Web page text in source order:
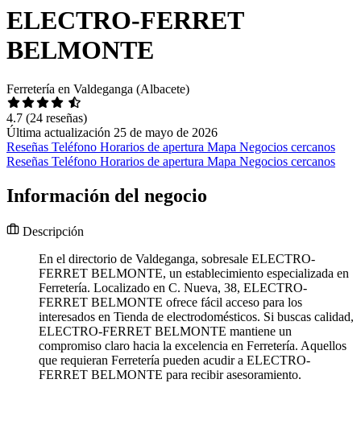
ELECTRO-FERRET
BELMONTE
Ferretería en Valdeganga (Albacete)
4.7 (24 reseñas)
Última actualización 25 de mayo de 2026
Reseñas Teléfono Horarios de apertura Mapa Negocios cercanos
Reseñas Teléfono Horarios de apertura Mapa Negocios cercanos
Información del negocio
Descripción
En el directorio de Valdeganga, sobresale ELECTRO-
FERRET BELMONTE, un establecimiento especializada en
Ferretería. Localizado en C. Nueva, 38, ELECTRO-
FERRET BELMONTE ofrece fácil acceso para los
interesados en Tienda de electrodomésticos. Si buscas calidad,
ELECTRO-FERRET BELMONTE mantiene un
compromiso claro hacia la excelencia en Ferretería. Aquellos
que requieran Ferretería pueden acudir a ELECTRO-
FERRET BELMONTE para recibir asesoramiento.